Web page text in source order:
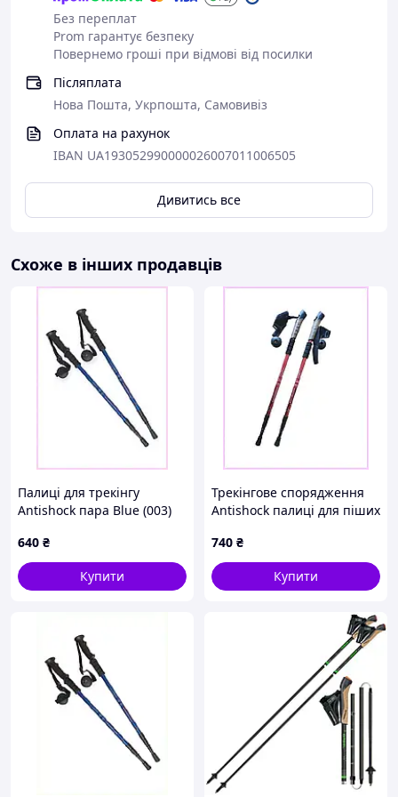
Змінні насадки – 2 шт. (кругла та «бочонок»)
Фіксатори палиць – 2 шт.
Трекінгові палиці Moltis– ідеальний вибір
для
активних людей
надійність та зручністьу кожному поході та на кожній
Без переплат
Prom гарантує безпеку
Повернемо гроші при відмові від посилки
Післяплата
Нова Пошта, Укрпошта, Самовивіз
Оплата на рахунок
IBAN UA193052990000026007011006505
Дивитись все
Схоже в інших продавців
Палиці для трекінгу
Antishock пара Blue (003)
640 ₴
Купити
Трекінгове спорядження
Antishock палиці для піших
740 ₴
Купити